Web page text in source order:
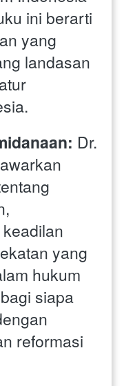
ini berarti
yang
landasan
Dr.
yang
hukum
siapa
reformasi